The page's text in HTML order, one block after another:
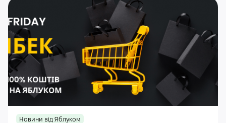
Новини від Яблуком